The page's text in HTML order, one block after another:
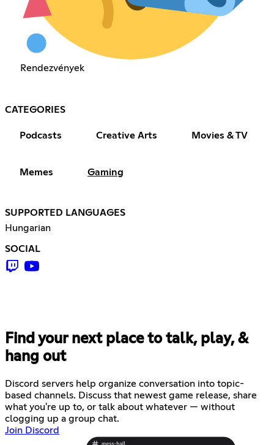
Rendezvények
CATEGORIES
Podcasts Creative Arts Movies & TV
Memes Gaming
SUPPORTED LANGUAGES
Hungarian
SOCIAL
Find your next place to talk, play, &
hang out
Discord servers help organize conversation into topic-
based channels. Discuss that newest game release, share
what you're up to, or talk about whatever — without
clogging up a group chat.
Join Discord